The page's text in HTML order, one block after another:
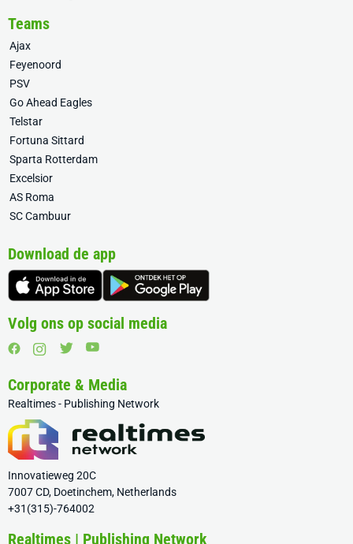
Teams
Ajax
Feyenoord
PSV
Go Ahead Eagles
Telstar
Fortuna Sittard
Sparta Rotterdam
Excelsior
AS Roma
SC Cambuur
Download de app
Volg ons op social media
Corporate & Media
Realtimes - Publishing Network
Innovatieweg 20C
7007 CD, Doetinchem, Netherlands
+31(315)-764002
Realtimes | Publishing Network